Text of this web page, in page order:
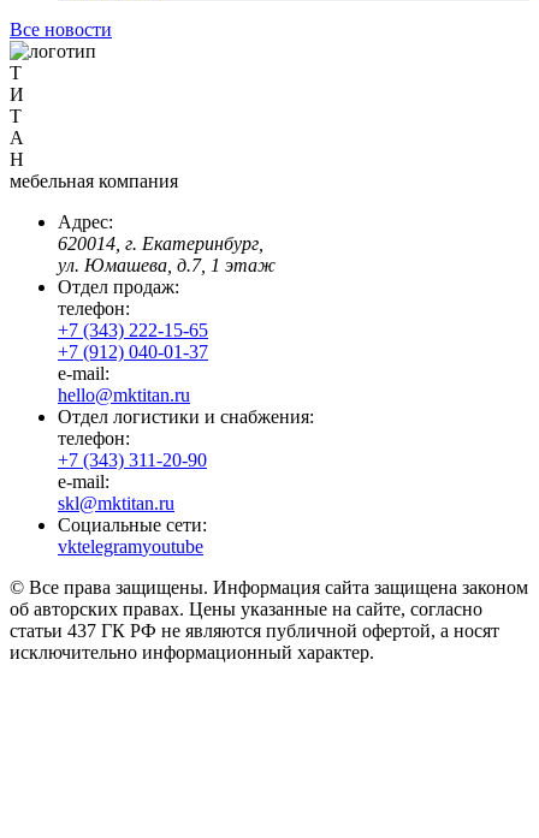
Все новости
Т
И
Т
А
Н
мебельная компания
Адрес:
620014, г. Екатеринбург,
ул. Юмашева, д.7, 1 этаж
Отдел продаж:
телефон:
+7 (343) 222-15-65
+7 (912) 040-01-37
e-mail:
hello@mktitan.ru
Отдел логистики и снабжения:
телефон:
+7 (343) 311-20-90
e-mail:
skl@mktitan.ru
Социальные сети:
vktelegramyoutube
© Все права защищены. Информация сайта защищена законом
об авторских правах. Цены указанные на сайте, согласно
статьи 437 ГК РФ не являются публичной офертой, а носят
исключительно информационный характер.